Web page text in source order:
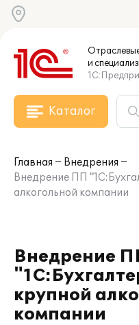
и
Каталог
Главная
Внедрения
Внедрение ПП
алкогольной компании
Внедрение
крупной
компании